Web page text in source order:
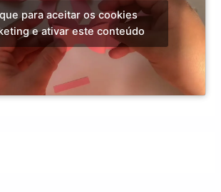
para aceitar os cookies
e ativar este conteúdo